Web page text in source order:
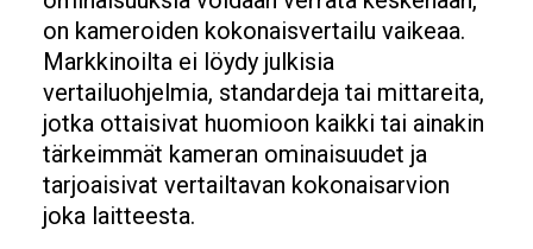
on kameroiden kokonaisvertailu vaikeaa.
Markkinoilta ei löydy julkisia
vertailuohjelmia, standardeja tai mittareita,
jotka ottaisivat huomioon kaikki tai ainakin
tärkeimmät kameran ominaisuudet ja
tarjoaisivat vertailtavan kokonaisarvion
joka laitteesta.